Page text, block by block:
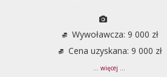
Wywoławcza: 9 000 zł
Cena uzyskana: 9 000 zł
... więcej ...